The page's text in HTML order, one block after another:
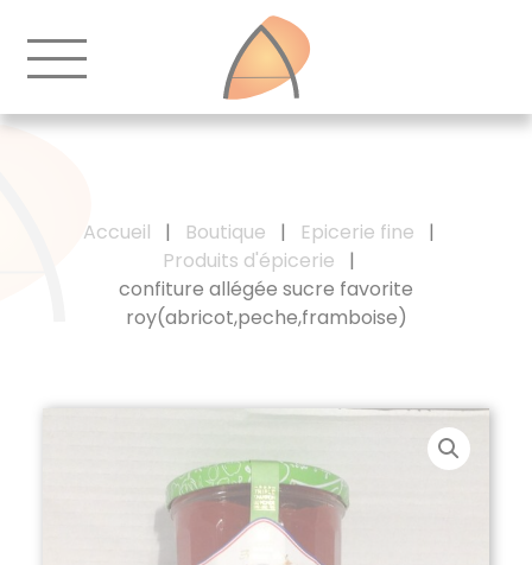
Accueil | Boutique | Epicerie fine
|
Produits d'épicerie
|
confiture allégée sucre favorite
roy(abricot,peche,framboise)